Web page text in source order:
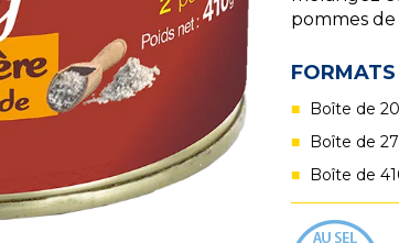
pommes
Boîte de
Boîte de
Boîte de